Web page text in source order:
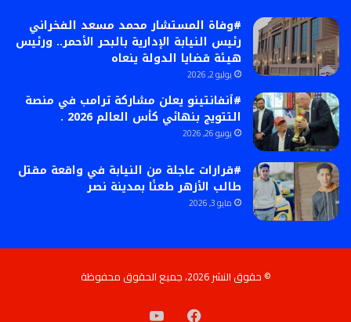
#وفاة المستشار محمد مسعد الفخراني
رئيس النيابة الإدارية بالبحر الأحمر.. ورئيس
هيئة قضايا الدولة ينعاه
يوليو 2, 2026
#ٱنفانتينو يعلن مشاركة ترامب في منصة
التتويج بنهائي كأس العالم 2026 .
يونيو 26, 2026
#قرارات عاجلة من النيابة في واقعة مقتل
طالب الأزهر طعنًا بمدينة نصر
مايو 3, 2026
© حقوق النشر 2026، جميع الحقوق محفوظة
فيسبوك‫YouTube